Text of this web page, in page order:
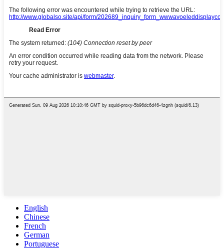
English
Chinese
French
German
Portuguese